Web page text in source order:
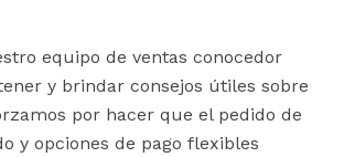
equipo de ventas conocedor
y brindar consejos útiles sobre
por hacer que el pedido de
y opciones de pago flexibles